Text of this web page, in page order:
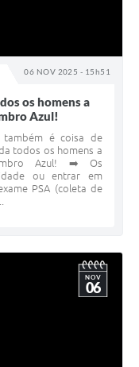
06 NOV 2025 - 15h51
os homens a
Azul!
é coisa de
todos os homens a
Azul! ➡️ Os
ou entrar em
PSA (coleta de
NOV
06